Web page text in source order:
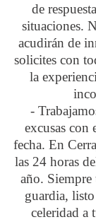
de
situaciones.
acudirán de
solicites con
la
-
excusas con
fecha. En
las 24 horas
año. Siempre
guardia,
celeridad a